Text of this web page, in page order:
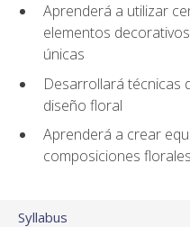
Aprenderá a utilizar
elementos
únicas
Desarrollará técnicas
diseño floral
Aprenderá a crear
composiciones
Syllabus